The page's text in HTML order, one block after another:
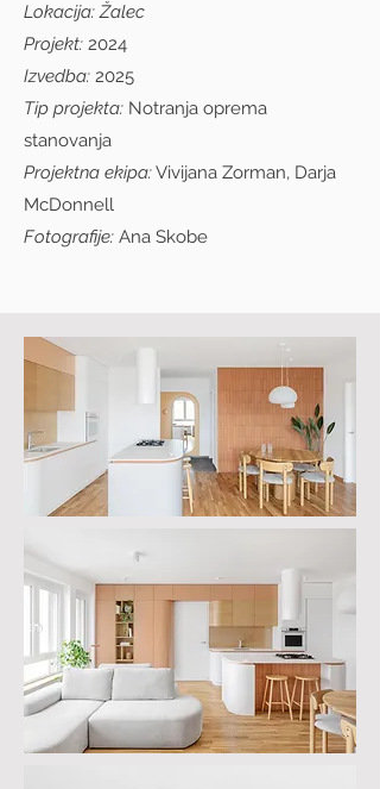
Lokacija: Žalec
Projekt: 2024
Izvedba: 2025
Tip projekta: Notranja oprema
stanovanja
Projektna ekipa:Vivijana Zorman, Darja
McDonnell
Fotografije: Ana Skobe